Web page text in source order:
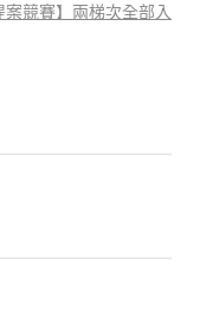
競賽】兩梯次全部入